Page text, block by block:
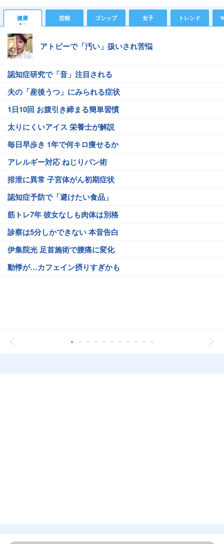
健康 芸能 ゴシップ 女子 トレンド
アトピーで「汚い」扱いされ苦悩
認知症研究で「音」注目される
夫の「産後うつ」にみられる症状
1日10回 お腹引き締まる簡単習慣
太りにくいアイス 栄養士が解説
毎日早歩き 1年で何キロ痩せるか
アレルギー対応 ねじりパン術
排泄に異常 子宮体がん初期症状
認知症予防で「避けたい食品」
筋トレ7年 彼女なしも肉体は別格
診察は5分しかできない 本音告白
伊集院光 足首施術で腰痛に変化
動悸が…カフェイン摂りすぎかも